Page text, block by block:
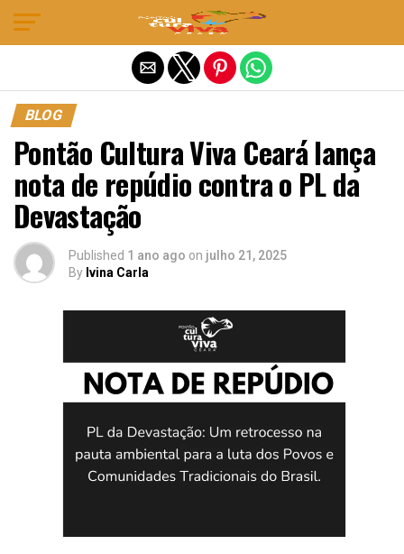
BLOG
Pontão Cultura Viva Ceará lança
nota de repúdio contra o PL da
Devastação
Published 1 ano ago on julho 21, 2025
By Ivina Carla
Sair da versão mobile